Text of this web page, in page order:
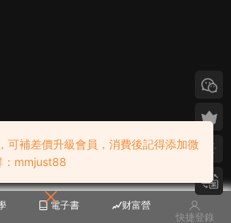
電子書
财富營
快捷登錄
可補差價升級會員，消費後記得添加微
：mmjust88